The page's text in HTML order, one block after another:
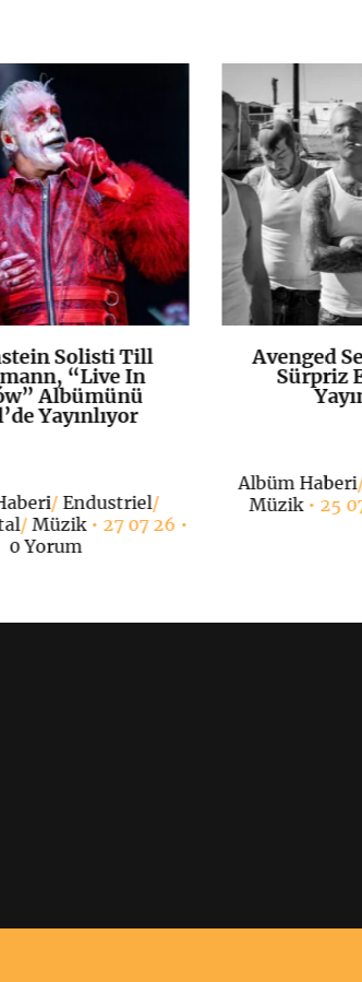
K+
Solisti Till
“Live In
Albümünü
Yayınlıyor
/Endustriel/
/Müzik• 27 07 26 •
0 Yorum
Avenged
Sürpriz
Albüm Haberi
Müzik• 25